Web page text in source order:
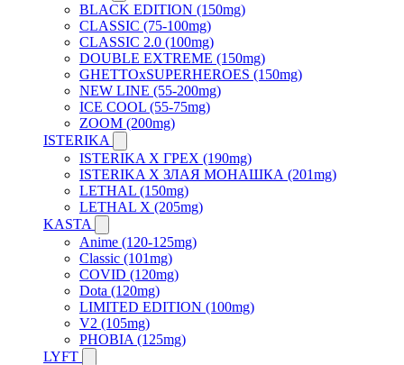
BLACK EDITION (150mg)
CLASSIC (75-100mg)
CLASSIC 2.0 (100mg)
DOUBLE EXTREME (150mg)
GHETTOxSUPERHEROES (150mg)
NEW LINE (55-200mg)
ICE COOL (55-75mg)
ZOOM (200mg)
ISTERIKA
ISTERIKA X ГРЕХ (190mg)
ISTERIKA X ЗЛАЯ МОНАШКА (201mg)
LETHAL (150mg)
LETHAL X (205mg)
KASTA
Anime (120-125mg)
Classic (101mg)
COVID (120mg)
Dota (120mg)
LIMITED EDITION (100mg)
V2 (105mg)
PHOBIA (125mg)
LYFT